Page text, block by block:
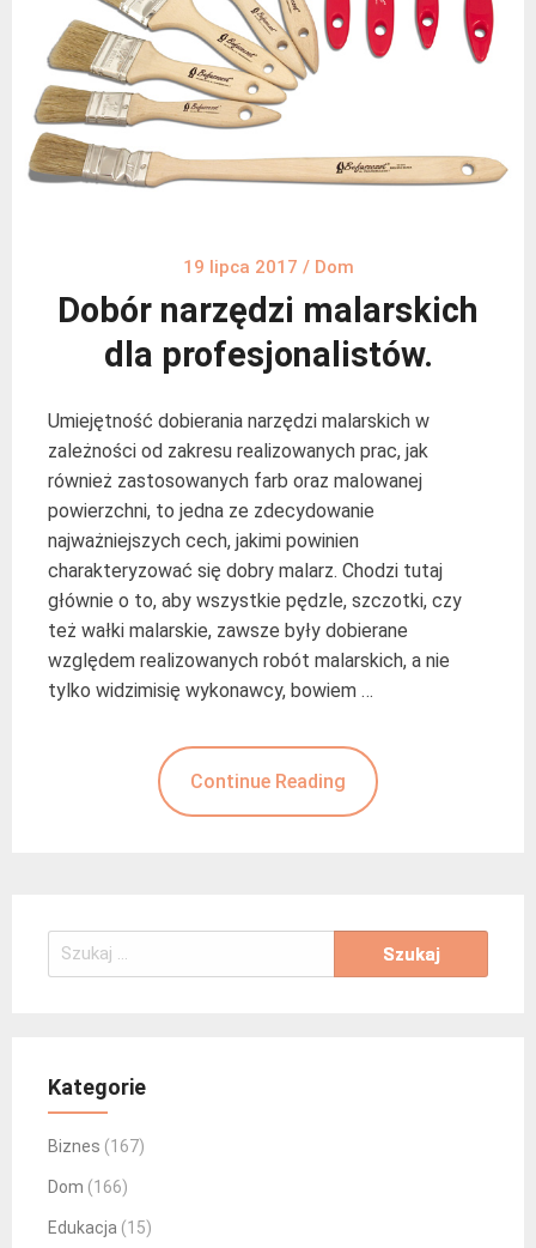
19 lipca 2017 / Dom
Dobór narzędzi malarskich
dla profesjonalistów.
Umiejętność dobierania narzędzi malarskich w
zależności od zakresu realizowanych prac, jak
również zastosowanych farb oraz malowanej
powierzchni, to jedna ze zdecydowanie
najważniejszych cech, jakimi powinien
charakteryzować się dobry malarz. Chodzi tutaj
głównie o to, aby wszystkie pędzle, szczotki, czy
też wałki malarskie, zawsze były dobierane
względem realizowanych robót malarskich, a nie
tylko widzimisię wykonawcy, bowiem …
Continue Reading
Szukaj:
Kategorie
Biznes (167)
Dom (166)
Edukacja (15)